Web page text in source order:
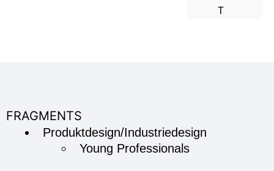
T
FRAGMENTS
Produktdesign/Industriedesign
Young Professionals